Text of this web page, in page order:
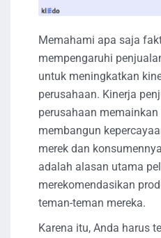
Memahami apa saja
mempengaruhi
untuk meningkatkan
perusahaan. Kinerja
perusahaan
membangun
merek dan
adalah alasan utama
merekomendasikan
teman-teman mereka.
Karena itu, Anda harus